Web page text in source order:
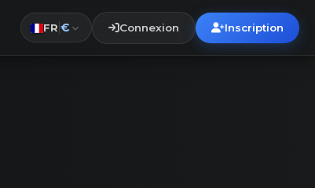
FR € Connexion Inscription